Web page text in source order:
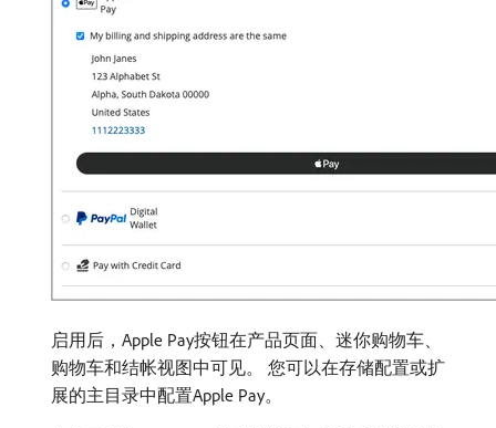
启用后，Apple Pay按钮在产品页面、迷你购物车、
购物车和结帐视图中可见。 您可以在存储配置或扩
展的主目录中配置Apple Pay。